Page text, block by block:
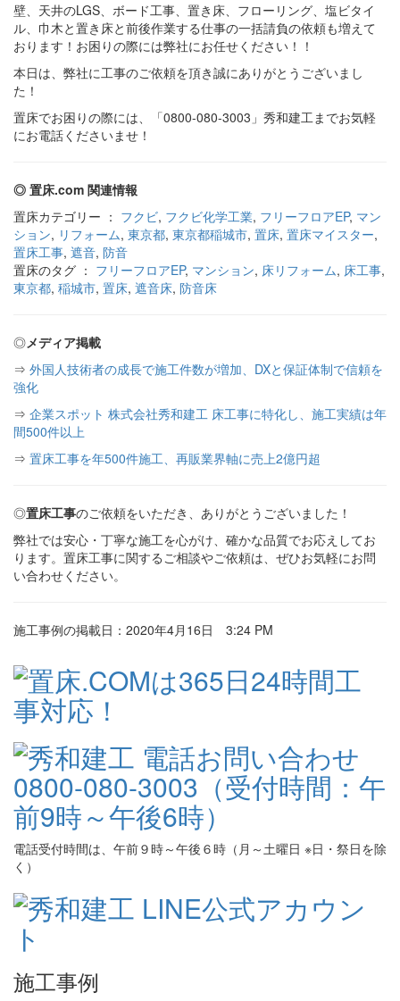
壁、天井のLGS、ボード工事、置き床、フローリング、塩ビタイ
ル、巾木と置き床と前後作業する仕事の一括請負の依頼も増えて
おります！お困りの際には弊社にお任せください！！
本日は、弊社に工事のご依頼を頂き誠にありがとうございまし
た！
置床でお困りの際には、「0800-080-3003」秀和建工までお気軽
にお電話くださいませ！
◎ 置床.com 関連情報
置床カテゴリー ： フクビ, フクビ化学工業, フリーフロアEP, マン
ション, リフォーム, 東京都, 東京都稲城市, 置床, 置床マイスター,
置床工事, 遮音, 防音
置床のタグ ： フリーフロアEP, マンション, 床リフォーム, 床工事,
東京都, 稲城市, 置床, 遮音床, 防音床
◎メディア掲載
⇒ 外国人技術者の成長で施工件数が増加、DXと保証体制で信頼を
強化
⇒ 企業スポット 株式会社秀和建工 床工事に特化し、施工実績は年
間500件以上
⇒ 置床工事を年500件施工、再販業界軸に売上2億円超
◎置床工事のご依頼をいただき、ありがとうございました！
弊社では安心・丁寧な施工を心がけ、確かな品質でお応えしてお
ります。置床工事に関するご相談やご依頼は、ぜひお気軽にお問
い合わせください。
施工事例の掲載日：2020年4月16日 3:24 PM
電話受付時間は、午前９時～午後６時（月～土曜日 ※日・祭日を除
く）
施工事例